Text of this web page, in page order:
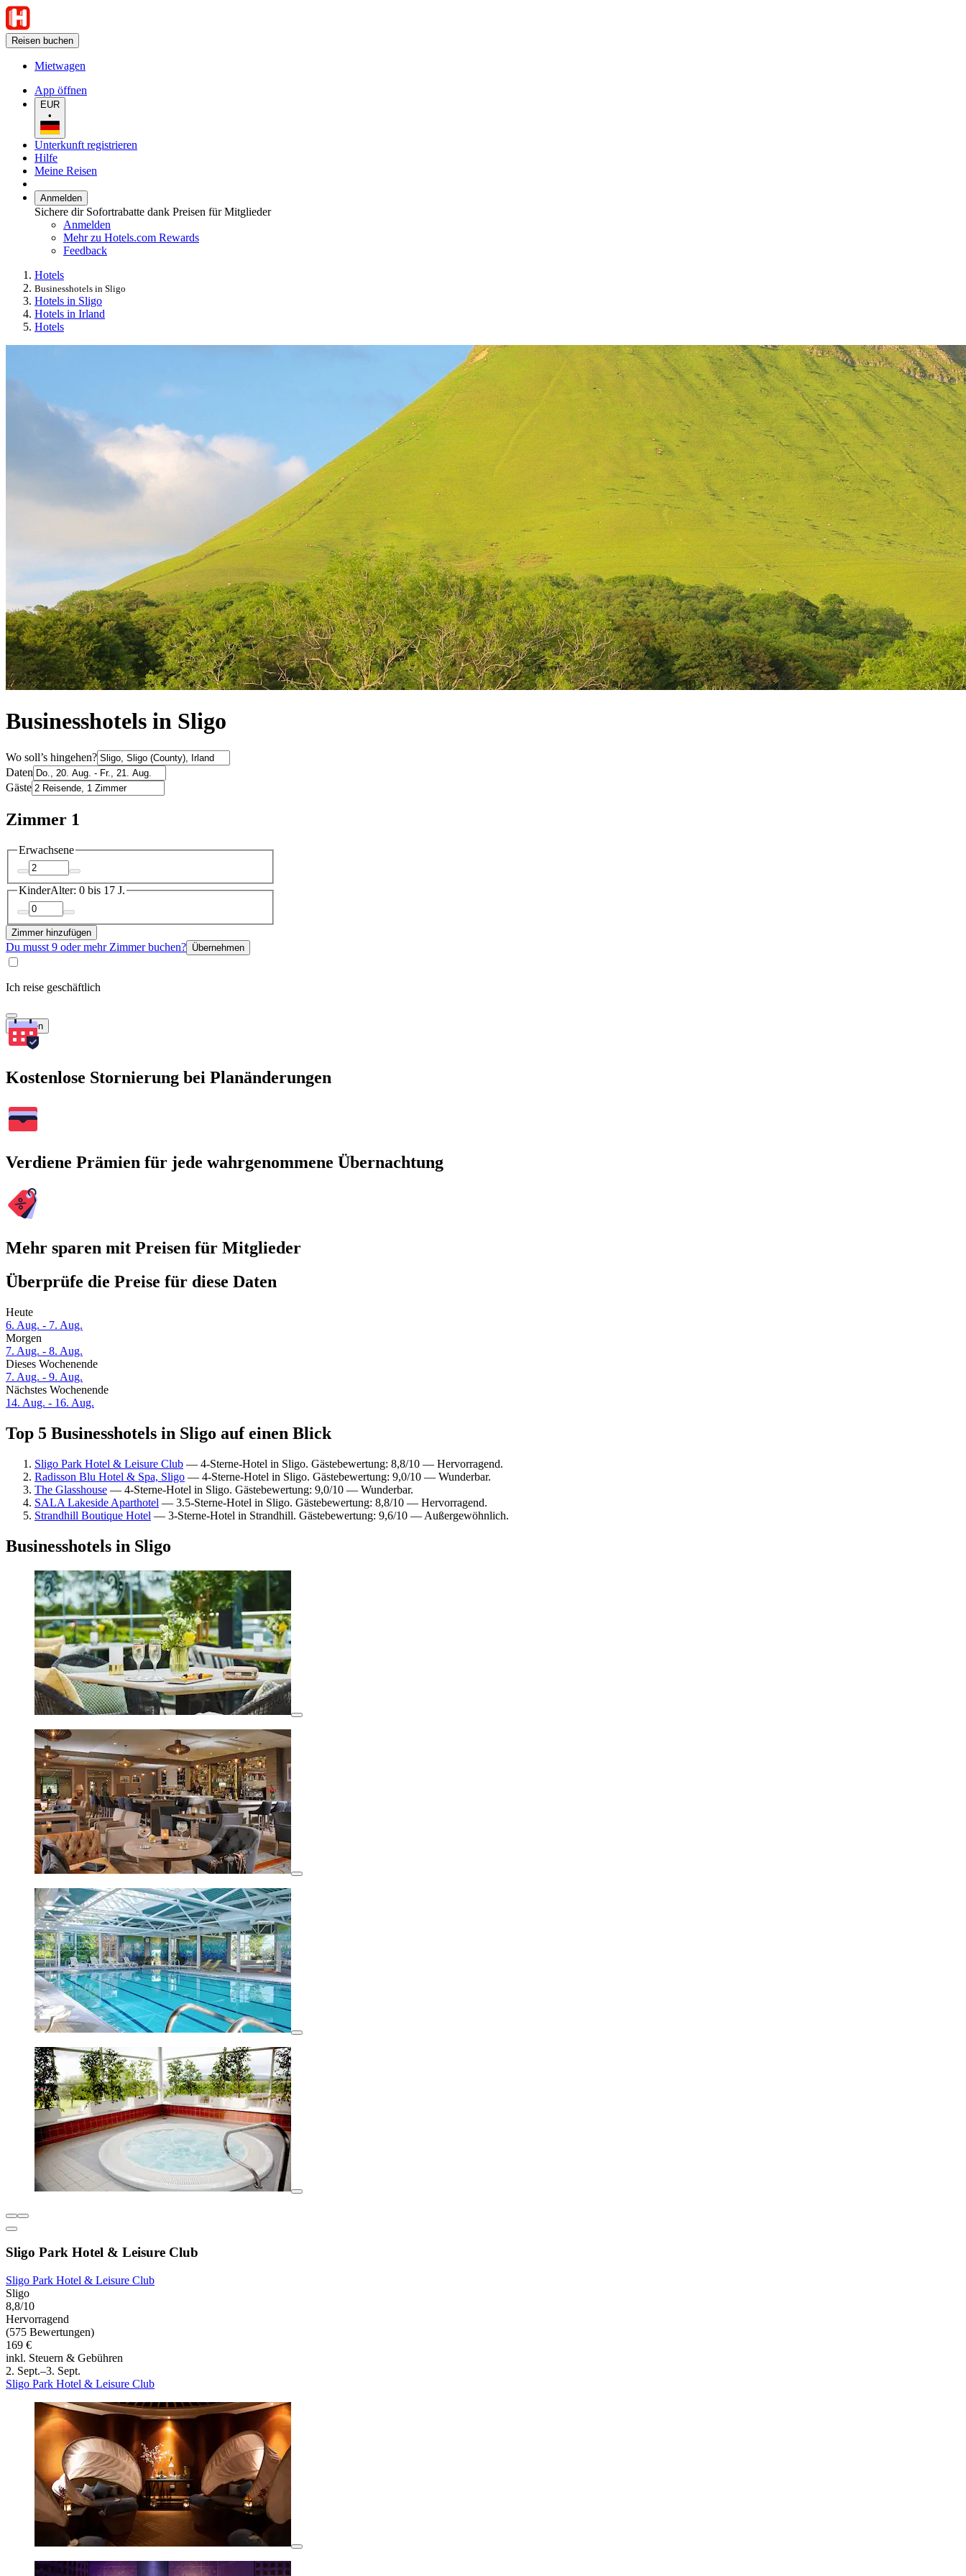
Reisen buchen
Mietwagen
App öffnen
EUR
•
Unterkunft registrieren
Hilfe
Meine Reisen
Anmelden
Sichere dir Sofortrabatte dank Preisen für Mitglieder
Anmelden
Mehr zu Hotels.com Rewards
Feedback
Hotels
Businesshotels in Sligo
Hotels in Sligo
Hotels in Irland
Hotels
Businesshotels in Sligo
Wo soll’s hingehen?
Daten
Gäste
Zimmer 1
Erwachsene
KinderAlter: 0 bis 17 J.
Zimmer hinzufügen
Du musst 9 oder mehr Zimmer buchen? Übernehmen
Ich reise geschäftlich
Suchen
Kostenlose Stornierung bei Planänderungen
Verdiene Prämien für jede wahrgenommene Übernachtung
Mehr sparen mit Preisen für Mitglieder
Überprüfe die Preise für diese Daten
Heute
6. Aug. - 7. Aug.
Morgen
7. Aug. - 8. Aug.
Dieses Wochenende
7. Aug. - 9. Aug.
Nächstes Wochenende
14. Aug. - 16. Aug.
Top 5 Businesshotels in Sligo auf einen Blick
Sligo Park Hotel & Leisure Club — 4-Sterne-Hotel in Sligo. Gästebewertung: 8,8/10 — Hervorragend.
Radisson Blu Hotel & Spa, Sligo — 4-Sterne-Hotel in Sligo. Gästebewertung: 9,0/10 — Wunderbar.
The Glasshouse — 4-Sterne-Hotel in Sligo. Gästebewertung: 9,0/10 — Wunderbar.
SALA Lakeside Aparthotel — 3.5-Sterne-Hotel in Sligo. Gästebewertung: 8,8/10 — Hervorragend.
Strandhill Boutique Hotel — 3-Sterne-Hotel in Strandhill. Gästebewertung: 9,6/10 — Außergewöhnlich.
Businesshotels in Sligo
Sligo Park Hotel & Leisure Club
Sligo Park Hotel & Leisure Club
Sligo
8,8/10
Hervorragend
(575 Bewertungen)
169 €
inkl. Steuern & Gebühren
2. Sept.–3. Sept.
Sligo Park Hotel & Leisure Club